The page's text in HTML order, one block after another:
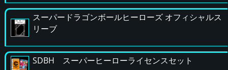
スーパードラゴンボールヒーローズ オフィシャルス
リーブ
SDBH スーパーヒーローライセンスセット